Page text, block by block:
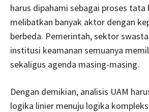
harus dipahami sebagai proses tata
melibatkan banyak aktor dengan
berbeda. Pemerintah, sektor
institusi keamanan semuanya
sekaligus agenda masing-masing.
Dengan demikian, analisis UAM
logika linier menuju logika